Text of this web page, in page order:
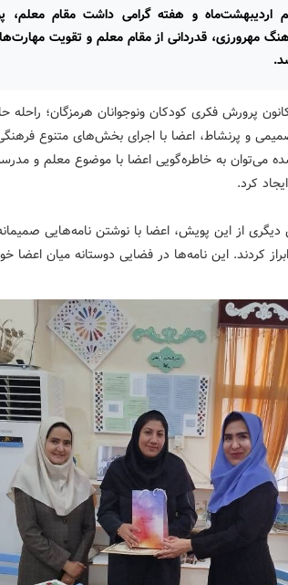
اردیبهشت‌ماه و هفته گرامی داشت مقام معلم،
مهرورزی، قدردانی از مقام معلم و تقویت
پرورش فکری کودکان ونوجوانان هرمزگان؛ راحله
و پرنشاط، اعضا با اجرای بخش‌های متنوع
می‌توان به خاطره‌گویی اعضا با موضوع معلم و
کرد.
از این پویش، اعضا با نوشتن نامه‌هایی
کردند. این نامه‌ها در فضایی دوستانه میان اعضا